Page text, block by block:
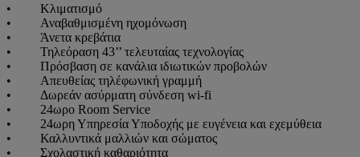
• Κλιματισμό
• Αναβαθμισμένη ηχομόνωση
• Άνετα κρεβάτια
• Τηλεόραση 43’’ τελευταίας τεχνολογίας
• Πρόσβαση σε κανάλια ιδιωτικών προβολών
• Απευθείας τηλέφωνική γραμμή
• Δωρεάν ασύρματη σύνδεση wi-fi
• 24ωρο Room Service
• 24ωρη Υπηρεσία Υποδοχής με ευγένεια και εχεμύθεια
• Καλλυντικά μαλλιών και σώματος
• Σχολαστική καθαριότητα